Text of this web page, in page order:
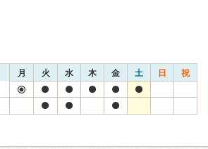
月 火 水 木 金 土 日 祝